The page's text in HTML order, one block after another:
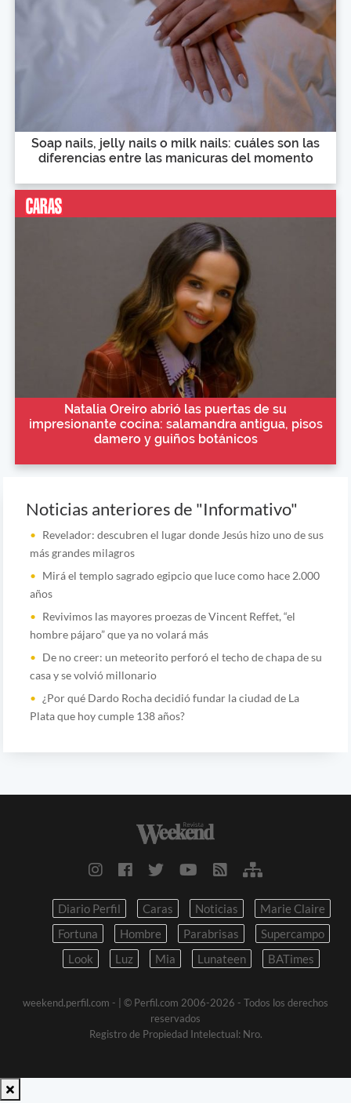
Soap nails, jelly nails o milk nails: cuáles son las
diferencias entre las manicuras del momento
Natalia Oreiro abrió las puertas de su
impresionante cocina: salamandra antigua, pisos
damero y guiños botánicos
Noticias anteriores de "Informativo"
Revelador: descubren el lugar donde Jesús hizo uno de sus
más grandes milagros
Mirá el templo sagrado egipcio que luce como hace 2.000
años
Revivimos las mayores proezas de Vincent Reffet, “el
hombre pájaro” que ya no volará más
De no creer: un meteorito perforó el techo de chapa de su
casa y se volvió millonario
¿Por qué Dardo Rocha decidió fundar la ciudad de La
Plata que hoy cumple 138 años?
Diario Perfil Caras Noticias
Marie Claire
Fortuna
Hombre Parabrisas
Supercampo
Look
Luz Mia Lunateen BATimes
weekend.perfil.com - | © Perfil.com 2006-2026 - Todos los derechos
reservados
Registro de Propiedad Intelectual: Nro.